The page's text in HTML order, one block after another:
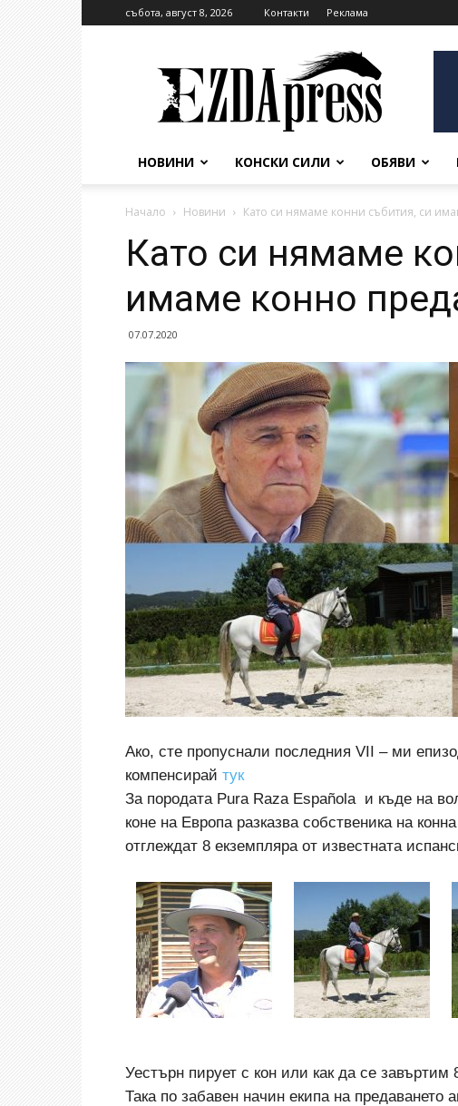
събота, август 8, 2026 Контакти Реклама
НОВИНИ КОНСКИ СИЛИ ОБЯВИ
Начало Новини Като си нямаме конни събития, си
Като си нямаме
имаме конно
07.07.2020
Ако, сте пропуснали последния VII – ми
компенсирай тук
За породата Pura Raza Española и къде на
коне на Европа разказва собственика на
отглеждат 8 екземпляра от известната
Уестърн пирует с кон или как да се
Така по забавен начин екипа на предаването